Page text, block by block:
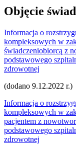
Objęcie
Informacja o
kompleksowych w
świadczeniobiorcą z
podstawowego
zdrowotnej
(dodano 9.12.2022 r.)
Informacja o
kompleksowych w
pacjentem z
podstawowego
zdrowotnej